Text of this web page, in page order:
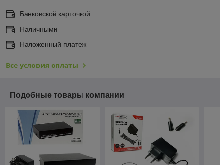
Банковской карточкой
Наличными
Наложенный платеж
Все условия оплаты
Подобные товары компании